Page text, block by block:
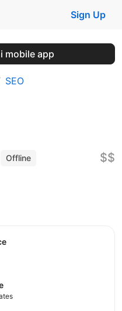
Sign Up
mobile app
SEO
Offline
$$